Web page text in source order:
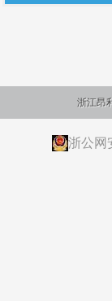
浙江昂
浙公网